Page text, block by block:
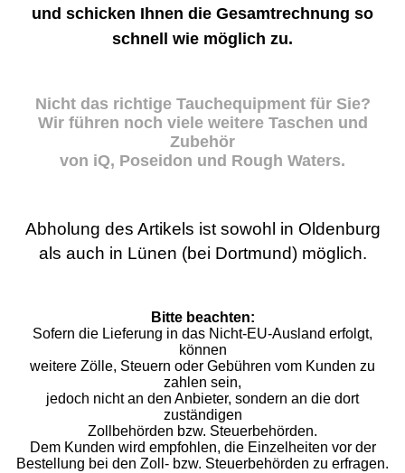
und schicken Ihnen die Gesamtrechnung so
schnell wie möglich zu.
Nicht das richtige Tauchequipment für Sie?
Wir führen noch viele weitere Taschen und
Zubehör
von iQ, Poseidon und Rough Waters.
Abholung des Artikels ist sowohl in Oldenburg
als auch in Lünen (bei Dortmund) möglich.
Bitte beachten:
Sofern die Lieferung in das Nicht-EU-Ausland erfolgt,
können
weitere Zölle, Steuern oder Gebühren vom Kunden zu
zahlen sein,
jedoch nicht an den Anbieter, sondern an die dort
zuständigen
Zollbehörden bzw. Steuerbehörden.
Dem Kunden wird empfohlen, die Einzelheiten vor der
Bestellung bei den Zoll- bzw. Steuerbehörden zu erfragen.